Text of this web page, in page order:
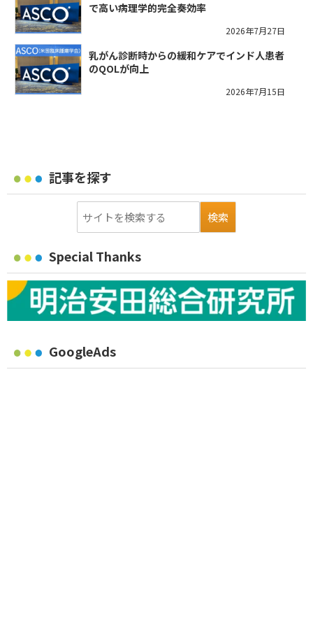
で高い病理学的完全奏効率
2026年7月27日
乳がん診断時からの緩和ケアでインド人患者
のQOLが向上
2026年7月15日
記事を探す
Special Thanks
GoogleAds